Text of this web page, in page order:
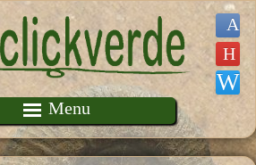
Menu